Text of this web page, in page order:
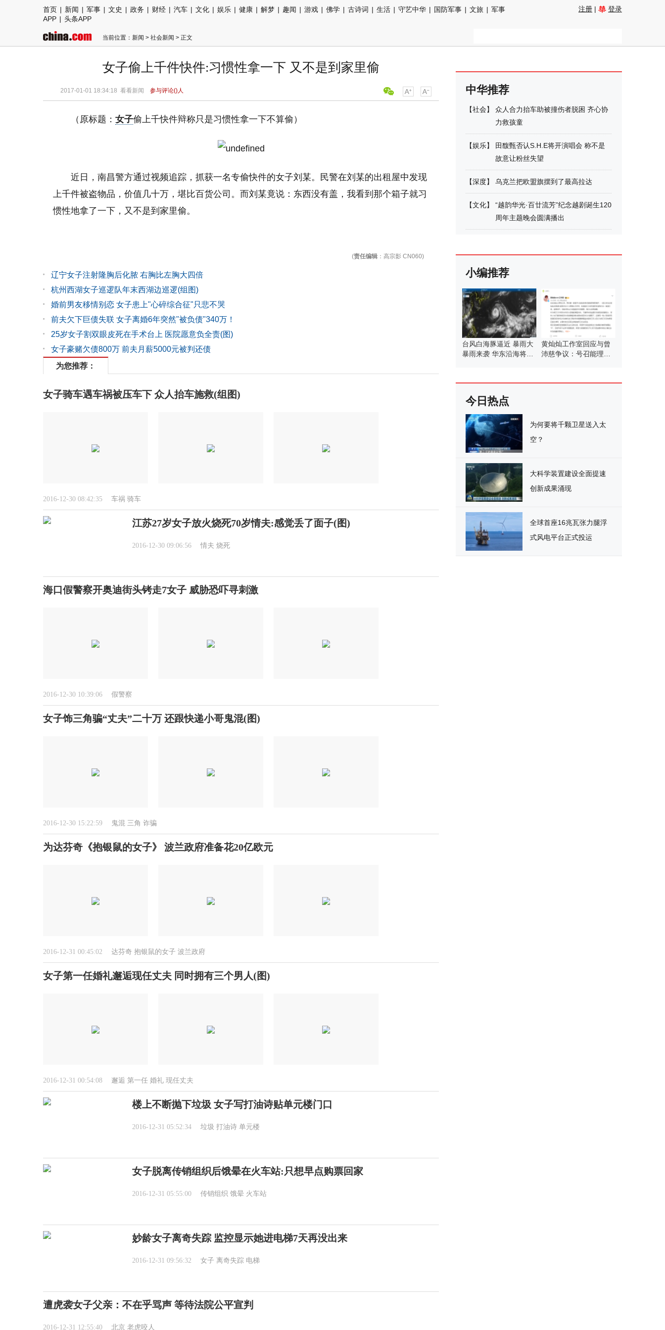
首页 | 新闻 | 军事 | 文史 | 政务 | 财经 | 汽车 | 文化 | 娱乐 | 健康 | 解梦 | 趣闻 | 游戏 | 佛学 | 古诗词 | 生活 | 守艺中华 | 国防军事 | 文旅 | 军事
APP | 头条APP
注册 | 登录
当前位置： 新闻 > 社会新闻 > 正文
女子偷上千件快件:习惯性拿一下 又不是到家里偷
2017-01-01 18:34:18 看看新闻 参与评论()人
（原标题： 女子偷上千快件辩称只是习惯性拿一下不算偷）
近日，南昌警方通过视频追踪，抓获一名专偷快件的女子刘某。民警在刘某的出租屋中发现
上千件被盗物品，价值几十万，堪比百货公司。而刘某竟说：东西没有盖，我看到那个箱子就习
惯性地拿了一下，又不是到家里偷。
(责任编辑 ：高宗影 CN060)
辽宁女子注射隆胸后化脓 右胸比左胸大四倍
杭州西湖女子巡逻队年末西湖边巡逻(组图)
婚前男友移情别恋 女子患上"心碎综合征"只悲不哭
前夫欠下巨债失联 女子离婚6年突然"被负债"340万！
25岁女子割双眼皮死在手术台上 医院愿意负全责(图)
女子豪赌欠债800万 前夫月薪5000元被判还债
为您推荐：
女子骑车遇车祸被压车下 众人抬车施救(组图)
2016-12-30 08:42:35 车祸 骑车
江苏27岁女子放火烧死70岁情夫:感觉丢了面子(图)
2016-12-30 09:06:56 情夫 烧死
海口假警察开奥迪街头铐走7女子 威胁恐吓寻刺激
2016-12-30 10:39:06 假警察
女子饰三角骗“丈夫”二十万 还跟快递小哥鬼混(图)
2016-12-30 15:22:59 鬼混 三角 诈骗
为达芬奇《抱银鼠的女子》 波兰政府准备花20亿欧元
2016-12-31 00:45:02 达芬奇 抱银鼠的女子 波兰政府
女子第一任婚礼邂逅现任丈夫 同时拥有三个男人(图)
2016-12-31 00:54:08 邂逅 第一任 婚礼 现任丈夫
楼上不断抛下垃圾 女子写打油诗贴单元楼门口
2016-12-31 05:52:34 垃圾 打油诗 单元楼
女子脱离传销组织后饿晕在火车站:只想早点购票回家
2016-12-31 05:55:00 传销组织 饿晕 火车站
妙龄女子离奇失踪 监控显示她进电梯7天再没出来
2016-12-31 09:56:32 女子 离奇失踪 电梯
遭虎袭女子父亲：不在乎骂声 等待法院公平宣判
2016-12-31 12:55:40 北京 老虎咬人
中华推荐
【社会】
众人合力抬车助被撞伤者脱困 齐心协
力救孩童
【娱乐】
田馥甄否认S.H.E将开演唱会 称不是
故意让粉丝失望
【深度】 乌克兰把欧盟旗摆到了最高拉达
【文化】
“越韵华光·百廿流芳”纪念越剧诞生120
周年主题晚会圆满播出
小编推荐
台风白海豚逼近 暴雨大
暴雨来袭 华东沿海将迎
黄灿灿工作室回应与曾
沛慈争议：号召能理智
今日热点
为何要将千颗卫星送入太
空？
大科学装置建设全面提速
创新成果涌现
全球首座16兆瓦张力腿浮
式风电平台正式投运